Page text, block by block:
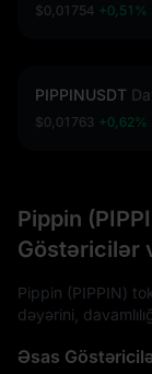
$0,01754 +0,51%
PIPPINUSDT
$0,01763 +0,62%
Pippin
Göstəricilər
Pippin (PIPPIN)
dəyərini,
Əsas